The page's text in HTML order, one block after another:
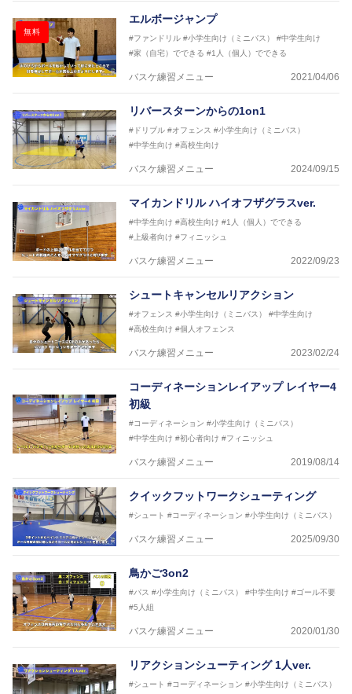
無料
エルボージャンプ
#ファンドリル #小学生向け（ミニバス）
#中学生向け
#家（自宅）でできる #1人（個人）でできる
バスケ練習メニュー 2021/04/06
リバースターンからの1on1
#ドリブル #オフェンス #小学生向け（ミニバス）
#中学生向け #高校生向け
バスケ練習メニュー 2024/09/15
マイカンドリル ハイオフザグラスver.
#中学生向け #高校生向け #1人（個人）でできる
#上級者向け #フィニッシュ
バスケ練習メニュー 2022/09/23
シュートキャンセルリアクション
#オフェンス #小学生向け（ミニバス）
#中学生向け
#高校生向け #個人オフェンス
バスケ練習メニュー 2023/02/24
コーディネーションレイアップ レイヤー4
初級
#コーディネーション #小学生向け（ミニバス）
#中学生向け #初心者向け #フィニッシュ
バスケ練習メニュー 2019/08/14
クイックフットワークシューティング
#シュート #コーディネーション #小学生向け（ミニバス）
バスケ練習メニュー 2025/09/30
鳥かご3on2
#パス #小学生向け（ミニバス） #中学生向け #ゴール不要
#5人組
バスケ練習メニュー 2020/01/30
リアクションシューティング 1人ver.
#シュート #コーディネーション #小学生向け（ミニバス）